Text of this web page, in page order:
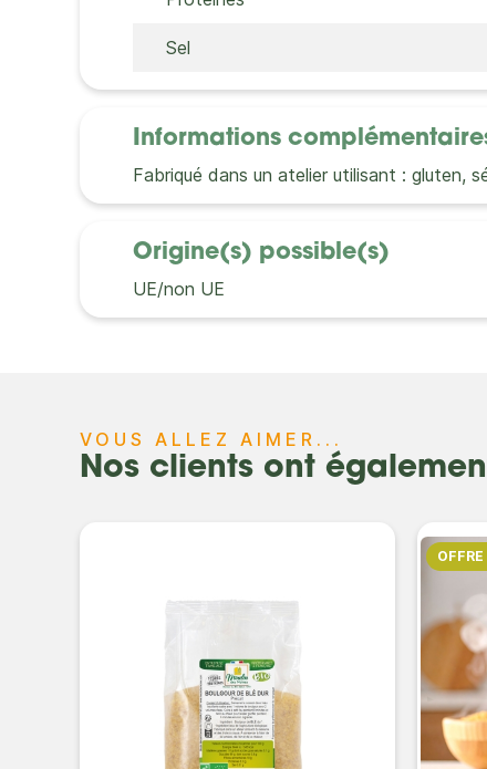
Sel
Informations
Fabriqué dans un atelier utilisant : gluten,
Origine(s) possible(s)
UE/non UE
VOUS ALLEZ AIMER...
Nos clients ont